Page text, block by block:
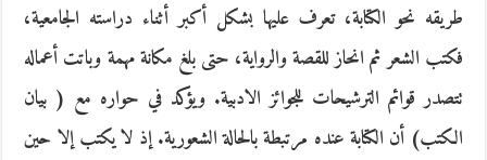
طريقه نحو الكتابة، تعرف عليها بشكل أكبر أثناء دراسته الجامعية،
فكتب الشعر ثم انحاز للقصة والرواية، حتى بلغ مكانة مهمة وباتت أعماله
تتصدر قوائم الترشيحات للجوائز الادبية. ويؤكد في حواره مع ( بيان
الكتب) أن الكتابة عنده مرتبطة بالحالة الشعورية. إذ لا يكتب إلا حين